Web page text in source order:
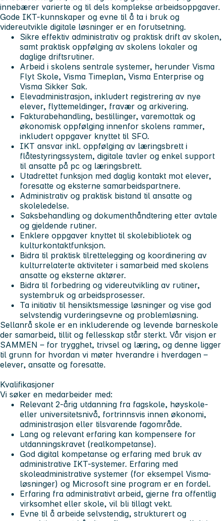
innebærer varierte og til dels komplekse arbeidsoppgaver.
Gode IKT-kunnskaper og evne til å ta i bruk og
videreutvikle digitale løsninger er en forutsetning.
Sikre effektiv administrativ og praktisk drift av skolen,
samt praktisk oppfølging av skolens lokaler og
daglige driftsrutiner.
Arbeid i skolens sentrale systemer, herunder Visma
Flyt Skole, Visma Timeplan, Visma Enterprise og
Visma Sikker Sak.
Elevadministrasjon, inkludert registrering av nye
elever, flyttemeldinger, fravær og arkivering.
Fakturabehandling, bestillinger, varemottak og
økonomisk oppfølging innenfor skolens rammer,
inkludert oppgaver knyttet til SFO.
IKT ansvar inkl. oppfølging av læringsbrett i
flåtestyringssystem, digitale tavler og enkel support
til ansatte på pc og læringsbrett.
Utadrettet funksjon med daglig kontakt mot elever,
foresatte og eksterne samarbeidspartnere.
Administrativ og praktisk bistand til ansatte og
skoleledelse.
Saksbehandling og dokumenthåndtering etter avtale
og gjeldende rutiner.
Enklere oppgaver knyttet til skolebibliotek og
kulturkontaktfunksjon.
Bidra til praktisk tilrettelegging og koordinering av
kulturrelaterte aktiviteter i samarbeid med skolens
ansatte og eksterne aktører.
Bidra til forbedring og videreutvikling av rutiner,
systembruk og arbeidsprosesser.
Ta initiativ til hensiktsmessige løsninger og vise god
selvstendig vurderingsevne og problemløsning.
Sellanrå skole er en inkluderende og levende barneskole
der samarbeid, tillit og fellesskap står sterkt. Vår visjon er
SAMMEN – for trygghet, trivsel og læring, og denne ligger
til grunn for hvordan vi møter hverandre i hverdagen –
elever, ansatte og foresatte.
Kvalifikasjoner
Vi søker en medarbeider med:
Relevant 2-årig utdanning fra fagskole, høyskole-
eller universitetsnivå, fortrinnsvis innen økonomi,
administrasjon eller tilsvarende fagområde.
Lang og relevant erfaring kan kompensere for
utdanningskravet (realkompetanse).
God digital kompetanse og erfaring med bruk av
administrative IKT-systemer. Erfaring med
skoleadministrative systemer (for eksempel Visma-
løsninger) og Microsoft sine program er en fordel.
Erfaring fra administrativt arbeid, gjerne fra offentlig
virksomhet eller skole, vil bli tillagt vekt.
Evne til å arbeide selvstendig, strukturert og